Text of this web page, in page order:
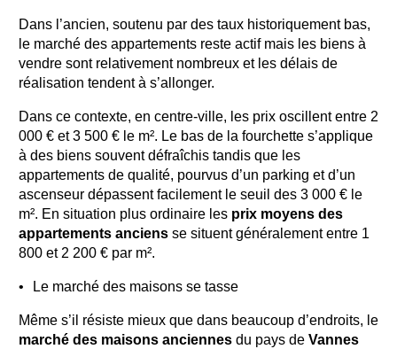
Dans l’ancien, soutenu par des taux historiquement bas,
le marché des appartements reste actif mais les biens à
vendre sont relativement nombreux et les délais de
réalisation tendent à s’allonger.
Dans ce contexte, en centre-ville, les prix oscillent entre 2
000 € et 3 500 € le m². Le bas de la fourchette s’applique
à des biens souvent défraîchis tandis que les
appartements de qualité, pourvus d’un parking et d’un
ascenseur dépassent facilement le seuil des 3 000 € le
m². En situation plus ordinaire les prix moyens des
appartements anciens se situent généralement entre 1
800 et 2 200 € par m².
Le marché des maisons se tasse
Même s’il résiste mieux que dans beaucoup d’endroits, le
marché des maisons anciennes du pays de Vannes